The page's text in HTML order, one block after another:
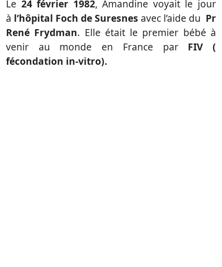
Le 24 février 1982, Amandine voyait le jour
à l’hôpital Foch de Suresnes avec l’aide du Pr
René Frydman. Elle était le premier bébé à
venir au monde en France par FIV (
fécondation in-vitro).